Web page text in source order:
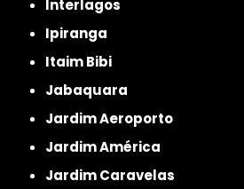
Interlagos
Ipiranga
Itaim Bibi
Jabaquara
Jardim Aeroporto
Jardim América
Jardim Caravelas